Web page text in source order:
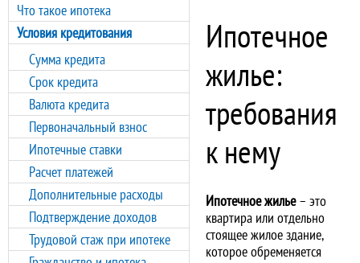
Что такое ипотека
Условия кредитования
Сумма кредита
Срок кредита
Валюта кредита
Первоначальный взнос
Ипотечные ставки
Расчет платежей
Дополнительные расходы
Подтверждение доходов
Трудовой стаж при ипотеке
Ипотечное
жилье:
требования
к нему
Ипотечное жилье– это
квартира или отдельно
стоящее жилое здание,
которое обременяется